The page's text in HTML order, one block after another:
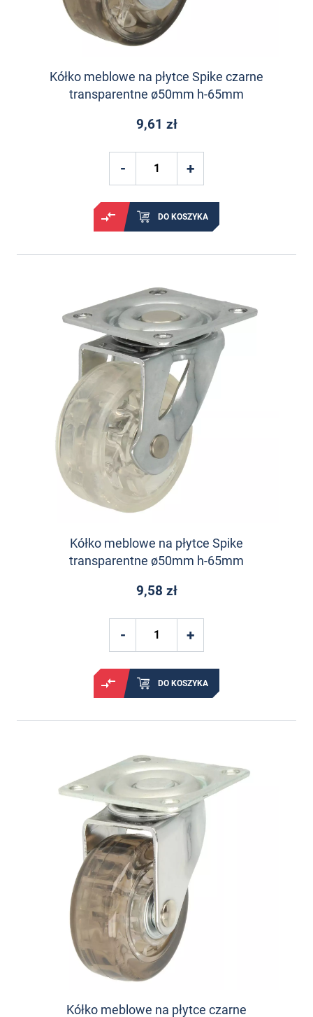
Kółko meblowe na płytce Spike czarne
transparentne ø50mm h-65mm
9,61 zł
DO KOSZYKA
Kółko meblowe na płytce Spike
transparentne ø50mm h-65mm
9,58 zł
DO KOSZYKA
Kółko meblowe na płytce czarne